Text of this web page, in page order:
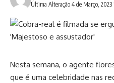
Última Alteração 4 de Março, 2023
Nesta semana, o agente
que é uma celebridade nas